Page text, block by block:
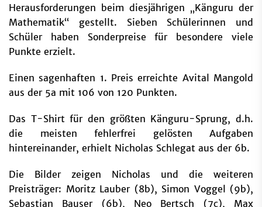
Herausforderungen beim diesjährigen „Känguru der
Mathematik“ gestellt. Sieben Schülerinnen und
Schüler haben Sonderpreise für besondere viele
Punkte erzielt.
Einen sagenhaften 1. Preis erreichte Avital Mangold
aus der 5a mit 106 von 120 Punkten.
Das T-Shirt für den größten Känguru-Sprung, d.h.
die meisten fehlerfrei gelösten Aufgaben
hintereinander, erhielt Nicholas Schlegat aus der 6b.
Die Bilder zeigen Nicholas und die weiteren
Preisträger: Moritz Lauber (8b), Simon Voggel (9b),
Sebastian Bauser (6b), Neo Bertsch (7c), Max